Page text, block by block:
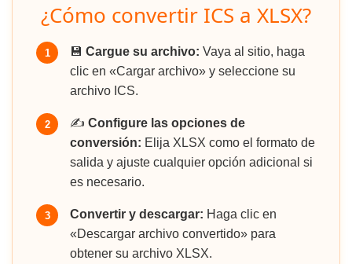
¿Cómo convertir ICS a XLSX?
1 💾 Cargue su archivo: Vaya al sitio, haga
clic en «Cargar archivo» y seleccione su
archivo ICS.
2 ✍️ Configure las opciones de
conversión: Elija XLSX como el formato de
salida y ajuste cualquier opción adicional si
es necesario.
3 Convertir y descargar: Haga clic en
«Descargar archivo convertido» para
obtener su archivo XLSX.